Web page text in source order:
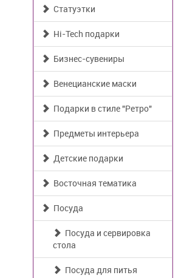
Статуэтки
Hi-Tech подарки
Бизнес-сувениры
Венецианские маски
Подарки в стиле "Ретро"
Предметы интерьера
Детские подарки
Восточная тематика
Посуда
Посуда и сервировка
стола
Посуда для питья